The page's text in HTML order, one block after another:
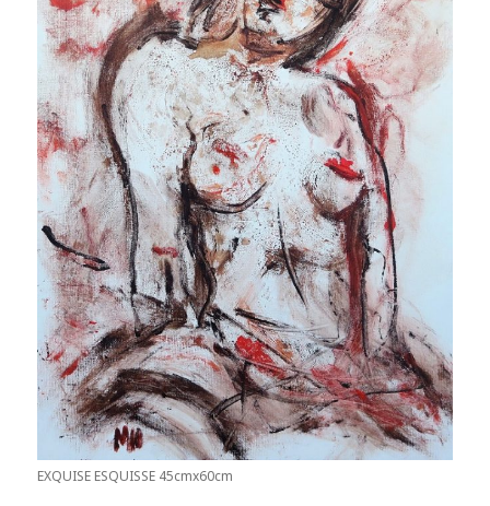
EXQUISE ESQUISSE 45cmx60cm